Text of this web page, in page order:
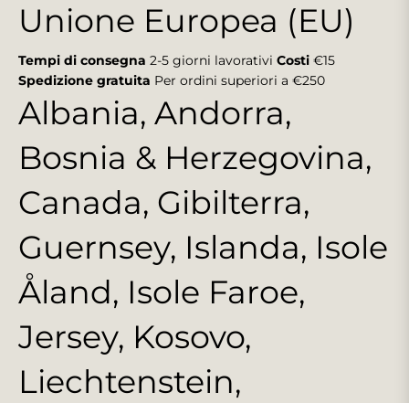
Unione Europea (EU)
Tempi di consegna 2-5 giorni lavorativi Costi €15
Spedizione gratuita Per ordini superiori a €250
Albania, Andorra,
Bosnia & Herzegovina,
Canada, Gibilterra,
Guernsey, Islanda, Isole
Åland, Isole Faroe,
Jersey, Kosovo,
Liechtenstein,